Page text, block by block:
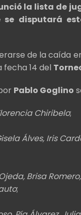
la lista de
se disputará
de la caída
fecha 14 del
Pablo Goglino
Chiribelo;
Álves, Iris
Brisa
;